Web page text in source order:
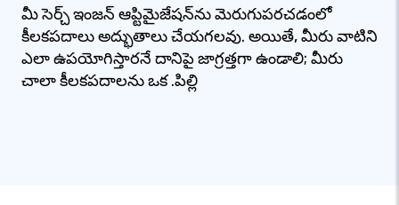
మీ సెర్చ్ ఇంజన్ ఆప్టిమైజేషన్‌ను మెరుగుపరచడంలో
కీలకపదాలు అద్భుతాలు చేయగలవు. అయితే, మీరు వాటిని
ఎలా ఉపయోగిస్తారనే దానిపై జాగ్రత్తగా ఉండాలి; మీరు
చాలా కీలకపదాలను ఒక .పిల్లి